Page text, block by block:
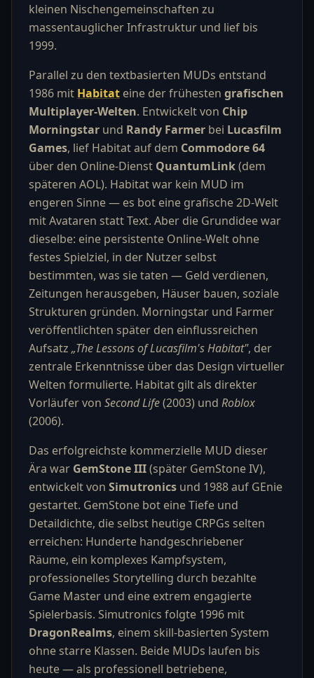
kleinen Nischengemeinschaften zu
massentauglicher Infrastruktur und lief bis
1999.
Parallel zu den textbasierten MUDs entstand
1986 mit Habitat eine der frühesten grafischen
Multiplayer-Welten. Entwickelt von Chip
Morningstar und Randy Farmer bei Lucasfilm
Games, lief Habitat auf dem Commodore 64
über den Online-Dienst QuantumLink(dem
späteren AOL). Habitat war kein MUD im
engeren Sinne — es bot eine grafische 2D-Welt
mit Avataren statt Text. Aber die Grundidee war
dieselbe: eine persistente Online-Welt ohne
festes Spielziel, in der Nutzer selbst
bestimmten, was sie taten — Geld verdienen,
Zeitungen herausgeben, Häuser bauen, soziale
Strukturen gründen. Morningstar und Farmer
veröffentlichten später den einflussreichen
Aufsatz „The Lessons of Lucasfilm's Habitat", der
zentrale Erkenntnisse über das Design virtueller
Welten formulierte. Habitat gilt als direkter
Vorläufer von Second Life(2003) und Roblox
(2006).
Das erfolgreichste kommerzielle MUD dieser
Ära war GemStone III(später GemStone IV),
entwickelt von Simutronics und 1988 auf GEnie
gestartet. GemStone bot eine Tiefe und
Detaildichte, die selbst heutige CRPGs selten
erreichen: Hunderte handgeschriebener
Räume, ein komplexes Kampfsystem,
professionelles Storytelling durch bezahlte
Game Master und eine extrem engagierte
Spielerbasis. Simutronics folgte 1996 mit
DragonRealms, einem skill-basierten System
ohne starre Klassen. Beide MUDs laufen bis
heute — als professionell betriebene,